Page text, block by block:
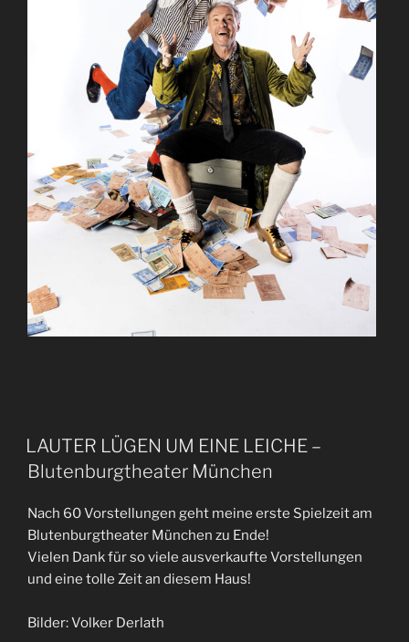
LAUTER LÜGEN UM EINE LEICHE –
Blutenburgtheater München
Nach 60 Vorstellungen geht meine erste Spielzeit am
Blutenburgtheater München zu Ende!
Vielen Dank für so viele ausverkaufte Vorstellungen
und eine tolle Zeit an diesem Haus!
Bilder: Volker Derlath